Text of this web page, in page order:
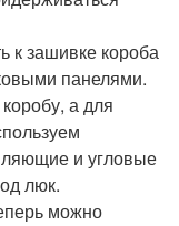
к зашивке короба
панелями.
а для
и угловые
люк.
можно